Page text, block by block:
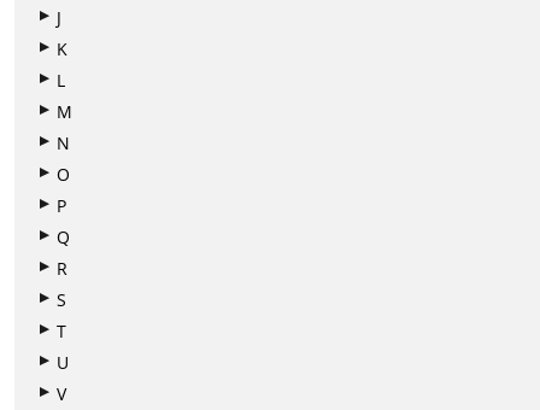
J
K
L
M
N
O
P
Q
R
S
T
U
V